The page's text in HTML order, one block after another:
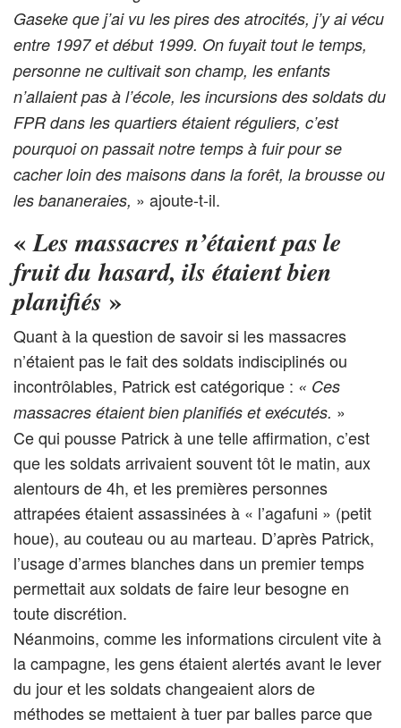
Gaseke que j’ai vu les pires des atrocités, j’y ai vécu
entre 1997 et début 1999. On fuyait tout le temps,
personne ne cultivait son champ, les enfants
n’allaient pas à l’école, les incursions des soldats du
FPR dans les quartiers étaient réguliers, c’est
pourquoi on passait notre temps à fuir pour se
cacher loin des maisons dans la forêt, la brousse ou
les bananeraies, » ajoute-t-il.
«Les massacres n’étaient pas le
fruit du hasard, ils étaient bien
planifiés »
Quant à la question de savoir si les massacres
n’étaient pas le fait des soldats indisciplinés ou
incontrôlables, Patrick est catégorique : « Ces
massacres étaient bien planifiés et exécutés. »
Ce qui pousse Patrick à une telle affirmation, c’est
que les soldats arrivaient souvent tôt le matin, aux
alentours de 4h, et les premières personnes
attrapées étaient assassinées à « l’agafuni » (petit
houe), au couteau ou au marteau. D’après Patrick,
l’usage d’armes blanches dans un premier temps
permettait aux soldats de faire leur besogne en
toute discrétion.
Néanmoins, comme les informations circulent vite à
la campagne, les gens étaient alertés avant le lever
du jour et les soldats changeaient alors de
méthodes se mettaient à tuer par balles parce que